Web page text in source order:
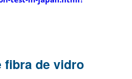
fibra de vidro